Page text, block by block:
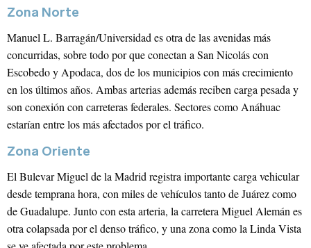
Zona Norte
Manuel L. Barragán/Universidad es otra de las avenidas más
concurridas, sobre todo por que conectan a San Nicolás con
Escobedo y Apodaca, dos de los municipios con más crecimiento
en los últimos años. Ambas arterias además reciben carga pesada y
son conexión con carreteras federales. Sectores como Anáhuac
estarían entre los más afectados por el tráfico.
Zona Oriente
El Bulevar Miguel de la Madrid registra importante carga vehicular
desde temprana hora, con miles de vehículos tanto de Juárez como
de Guadalupe. Junto con esta arteria, la carretera Miguel Alemán es
otra colapsada por el denso tráfico, y una zona como la Linda Vista
Tipo de Proyecto*
Recuerdame
¿Olvidaste tu contraseña?
Registrarse